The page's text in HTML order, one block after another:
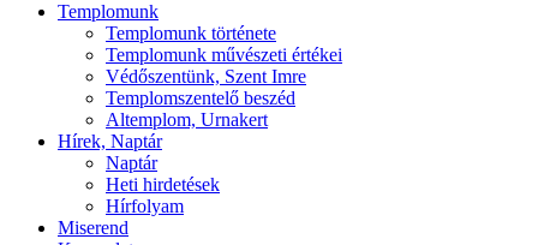
Templomunk
Templomunk története
Templomunk művészeti értékei
Védőszentünk, Szent Imre
Templomszentelő beszéd
Altemplom, Urnakert
Hírek, Naptár
Naptár
Heti hirdetések
Hírfolyam
Miserend